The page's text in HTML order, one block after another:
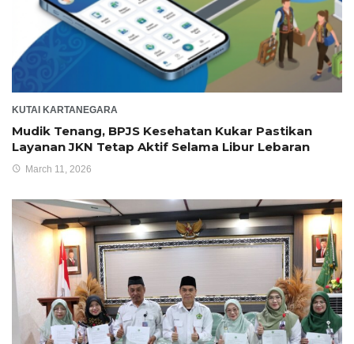
KUTAI KARTANEGARA
Mudik Tenang, BPJS Kesehatan Kukar Pastikan
Layanan JKN Tetap Aktif Selama Libur Lebaran
March 11, 2026